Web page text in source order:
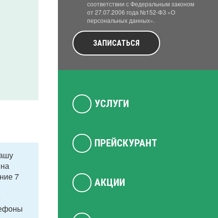
7
соответствии с Федеральным законом
от 27.07.2006 года №152-ФЗ «О
персональных данных».
ЗАПИСАТЬСЯ
УСЛУГИ
ПРЕЙСКУРАНТ
АКЦИИ